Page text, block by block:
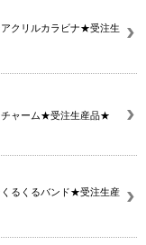
アクリルカラビナ★受注生
チャーム★受注生産品★
くるくるバンド★受注生産